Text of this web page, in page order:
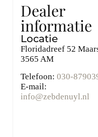
Dealer
informatie
Locatie
Floridadreef 52
3565 AM
Telefoon: 030-
E-mail:
info@zebdenuyl.nl